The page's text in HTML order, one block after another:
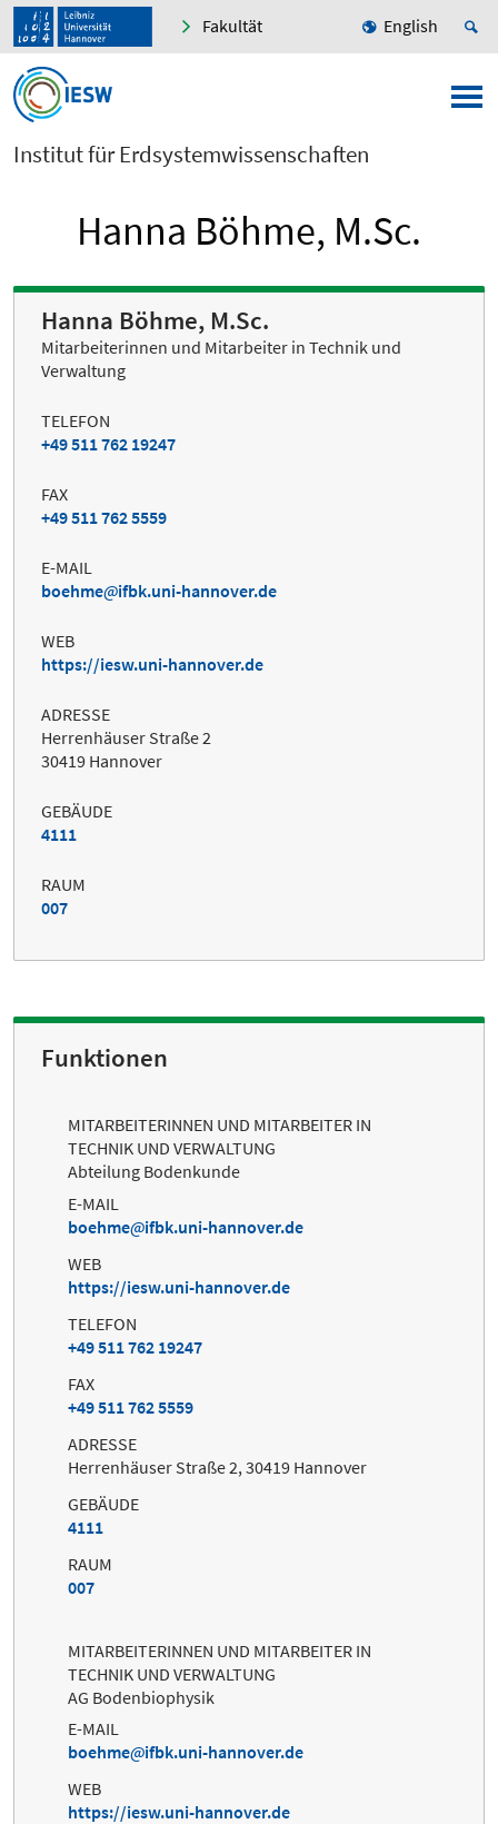
Fakultät English
Institut für Erdsystemwissenschaften
Hanna Böhme, M.Sc.
Hanna Böhme, M.Sc.
Mitarbeiterinnen und Mitarbeiter in Technik und
Verwaltung
TELEFON
+49 511 762 19247
FAX
+49 511 762 5559
E-MAIL
boehme
ifbk.uni-hannover.de
WEB
https://iesw.uni-hannover.de
ADRESSE
Herrenhäuser Straße 2
30419 Hannover
GEBÄUDE
4111
RAUM
007
Funktionen
MITARBEITERINNEN UND MITARBEITER IN
TECHNIK UND VERWALTUNG
Abteilung Bodenkunde
E-MAIL
boehme
ifbk.uni-hannover.de
WEB
https://iesw.uni-hannover.de
TELEFON
+49 511 762 19247
FAX
+49 511 762 5559
ADRESSE
Herrenhäuser Straße 2, 30419 Hannover
GEBÄUDE
4111
RAUM
007
MITARBEITERINNEN UND MITARBEITER IN
TECHNIK UND VERWALTUNG
AG Bodenbiophysik
E-MAIL
boehme
ifbk.uni-hannover.de
WEB
https://iesw.uni-hannover.de